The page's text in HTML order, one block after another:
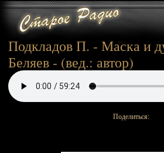
Подкладов П. - Маска и
Беляев - (вед.: автор)
Поделиться: